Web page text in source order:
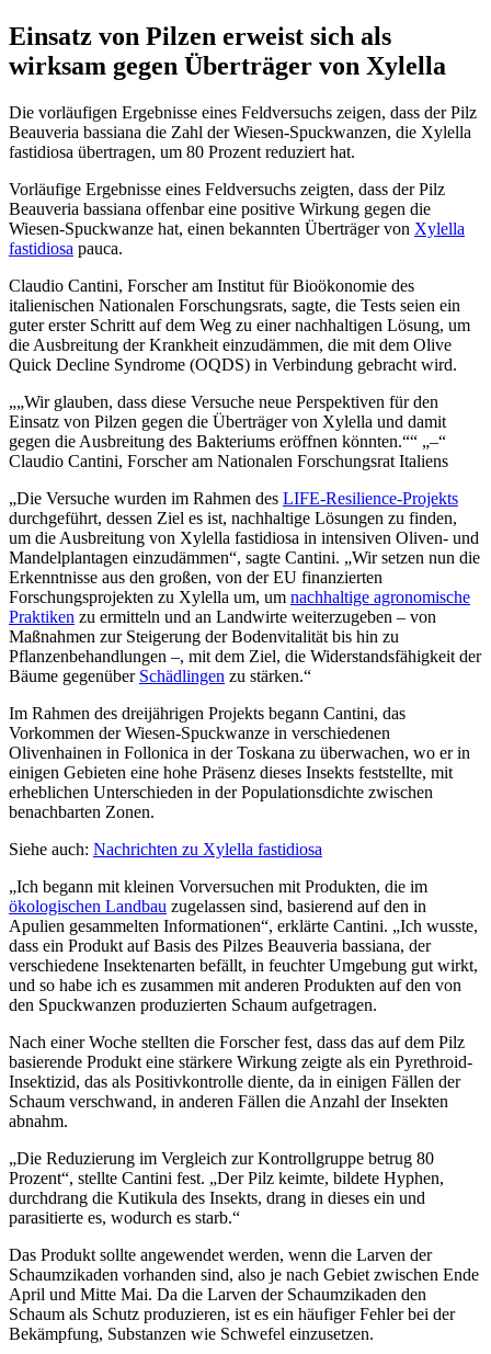
Einsatz von Pilzen erweist sich als
wirksam gegen Überträger von Xylella
Die vorläufigen Ergebnisse eines Feldversuchs zeigen, dass der Pilz
Beauveria bassiana die Zahl der Wiesen-Spuckwanzen, die Xylella
fastidiosa übertragen, um 80 Prozent reduziert hat.
Vorläufige Ergebnisse eines Feldversuchs zeigten, dass der Pilz
Beauveria bassiana offenbar eine positive Wirkung gegen die
Wiesen-Spuckwanze hat, einen bekannten Überträger von Xylella
fastidiosa pauca.
Claudio Cantini, Forscher am Institut für Bioökonomie des
italienischen Nationalen Forschungsrats, sagte, die Tests seien ein
guter erster Schritt auf dem Weg zu einer nachhaltigen Lösung, um
die Ausbreitung der Krankheit einzudämmen, die mit dem Olive
Quick Decline Syndrome (OQDS) in Verbindung gebracht wird.
„Wir glauben, dass diese Versuche neue Perspektiven für den
Einsatz von Pilzen gegen die Überträger von Xylella und damit
gegen die Ausbreitung des Bakteriums eröffnen könnten. “
–
Claudio Cantini, Forscher am Nationalen Forschungsrat Italiens
„Die Versuche wurden im Rahmen des LIFE-Resilience-Projekts
durchgeführt, dessen Ziel es ist, nachhaltige Lösungen zu finden,
um die Ausbreitung von Xylella fastidiosa in intensiven Oliven- und
Mandelplantagen einzudämmen“, sagte Cantini. „Wir setzen nun die
Erkenntnisse aus den großen, von der EU finanzierten
Forschungsprojekten zu Xylella um, um nachhaltige agronomische
Praktiken zu ermitteln und an Landwirte weiterzugeben – von
Maßnahmen zur Steigerung der Bodenvitalität bis hin zu
Pflanzenbehandlungen –, mit dem Ziel, die Widerstandsfähigkeit der
Bäume gegenüber Schädlingen zu stärken.“
Im Rahmen des dreijährigen Projekts begann Cantini, das
Vorkommen der Wiesen-Spuckwanze in verschiedenen
Olivenhainen in Follonica in der Toskana zu überwachen, wo er in
einigen Gebieten eine hohe Präsenz dieses Insekts feststellte, mit
erheblichen Unterschieden in der Populationsdichte zwischen
benachbarten Zonen.
Siehe auch: Nachrichten zu Xylella fastidiosa
„Ich begann mit kleinen Vorversuchen mit Produkten, die im
ökologischen Landbau zugelassen sind, basierend auf den in
Apulien gesammelten Informationen“, erklärte Cantini. „Ich wusste,
dass ein Produkt auf Basis des Pilzes Beauveria bassiana, der
verschiedene Insektenarten befällt, in feuchter Umgebung gut wirkt,
und so habe ich es zusammen mit anderen Produkten auf den von
den Spuckwanzen produzierten Schaum aufgetragen.
Nach einer Woche stellten die Forscher fest, dass das auf dem Pilz
basierende Produkt eine stärkere Wirkung zeigte als ein Pyrethroid-
Insektizid, das als Positivkontrolle diente, da in einigen Fällen der
Schaum verschwand, in anderen Fällen die Anzahl der Insekten
abnahm.
„Die Reduzierung im Vergleich zur Kontrollgruppe betrug 80
Prozent“, stellte Cantini fest. „Der Pilz keimte, bildete Hyphen,
durchdrang die Kutikula des Insekts, drang in dieses ein und
parasitierte es, wodurch es starb.“
Das Produkt sollte angewendet werden, wenn die Larven der
Schaumzikaden vorhanden sind, also je nach Gebiet zwischen Ende
April und Mitte Mai. Da die Larven der Schaumzikaden den
Schaum als Schutz produzieren, ist es ein häufiger Fehler bei der
Bekämpfung, Substanzen wie Schwefel einzusetzen.